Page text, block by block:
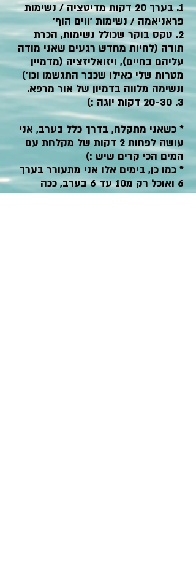
1. בערך 20 דקות מדיטציה / נשימות
פראניאמה / נשימות 'ווים הוף'
2. טקס בוקר שכולל נשימות, הכרת
תודה (לחיות מחדש רגעים שאני מודה
עליהם בחיים), ויזואליזציה (מדמיין
מטרות שלי כאילו שכבר התגשמו וכו')
ונשימה מלווה בדמיון של אור מרפא.
3. 20-30 דקות יוגה :)
* כשאני מתקלח, בדרך כלל בערב, אני
עושה לפחות 2 דקות של מקלחת עם
המים הכי קרים שיש :)
* כמו כן, בימים אלו אני מתעורר בערך
6 ואוכל רק מ10 עד 6 בערב, ככה
שיוצא לי בדרך כלל לעבוד לא מעט